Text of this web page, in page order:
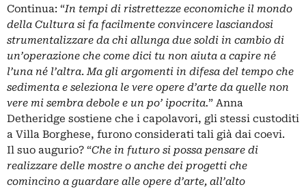
Continua: “In tempi di ristrettezze economiche il mondo
della Cultura si fa facilmente convincere lasciandosi
strumentalizzare da chi allunga due soldi in cambio di
un’operazione che come dici tu non aiuta a capire né
l’una né l’altra.Ma gli argomenti in difesa del tempo che
sedimenta e seleziona le vere opere d’arte da quelle non
vere mi sembra debole e un po’ ipocrita.” Anna
Detheridge sostiene che i capolavori, gli stessi custoditi
a Villa Borghese, furono considerati tali già dai coevi.
Il suo augurio? “Che in futuro si possa pensare di
realizzare delle mostre o anche dei progetti che
comincino a guardare alle opere d’arte, all’alto